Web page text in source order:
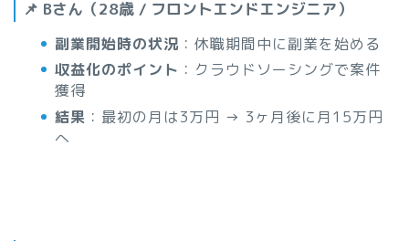
📌 Bさん（28歳 / フロントエンドエンジニア）
副業開始時の状況 ：休職期間中に副業を始める
収益化のポイント ：クラウドソーシングで案件
獲得
結果 ：最初の月は3万円 → 3ヶ月後に月15万円
へ